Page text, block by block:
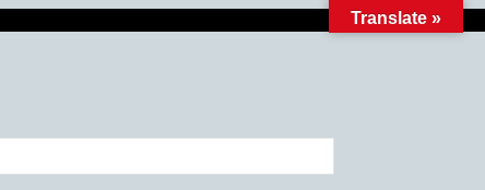
Translate »